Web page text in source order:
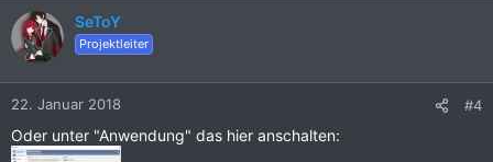
SeToY
Projektleiter
22. Januar 2018 #4
Oder unter "Anwendung" das hier anschalten: